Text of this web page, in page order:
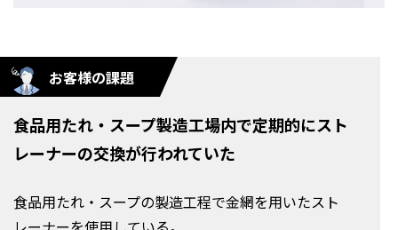
お客様の課題
食品用たれ・スープ製造工場内で定期的にスト
レーナーの交換が行われていた
食品用たれ・スープの製造工程で金網を用いたスト